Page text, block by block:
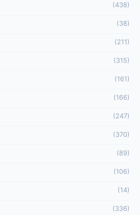
(438)
(38)
(211)
(315)
(161)
(166)
(247)
(370)
(89)
(106)
(14)
(336)